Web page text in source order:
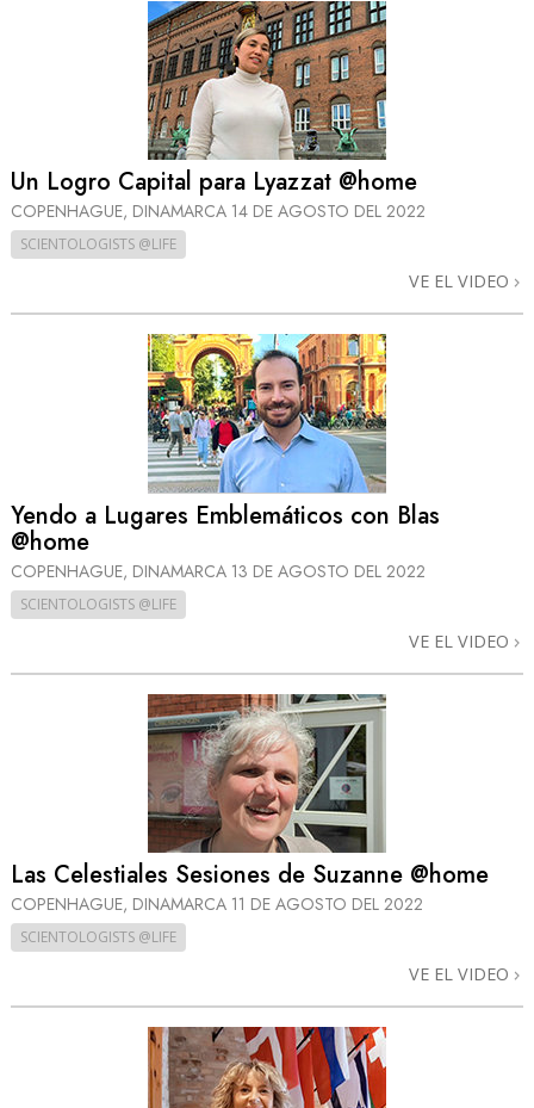
Un Logro Capital para Lyazzat @home
COPENHAGUE, DINAMARCA 14 DE AGOSTO DEL 2022
SCIENTOLOGISTS @LIFE
VE EL VIDEO
Yendo a Lugares Emblemáticos con Blas
@home
COPENHAGUE, DINAMARCA 13 DE AGOSTO DEL 2022
SCIENTOLOGISTS @LIFE
VE EL VIDEO
Las Celestiales Sesiones de Suzanne @home
COPENHAGUE, DINAMARCA 11 DE AGOSTO DEL 2022
SCIENTOLOGISTS @LIFE
VE EL VIDEO